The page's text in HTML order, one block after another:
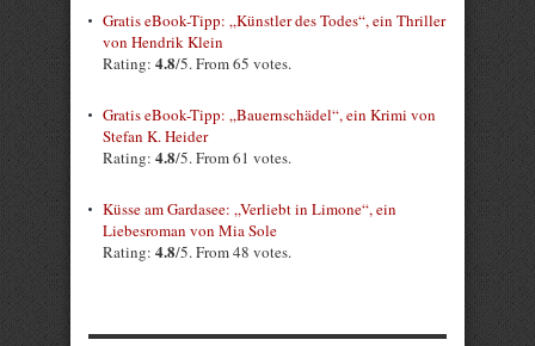
Gratis eBook-Tipp: „Künstler des Todes“, ein Thriller
von Hendrik Klein
Rating: 4.8/5. From 65 votes.
Gratis eBook-Tipp: „Bauernschädel“, ein Krimi von
Stefan K. Heider
Rating: 4.8/5. From 61 votes.
Küsse am Gardasee: „Verliebt in Limone“, ein
Liebesroman von Mia Sole
Rating: 4.8/5. From 48 votes.